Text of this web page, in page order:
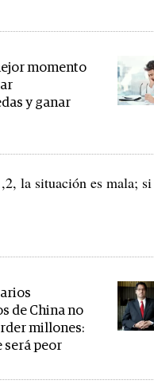
momento
y ganar
la situación es mala;
de China no
millones:
será peor